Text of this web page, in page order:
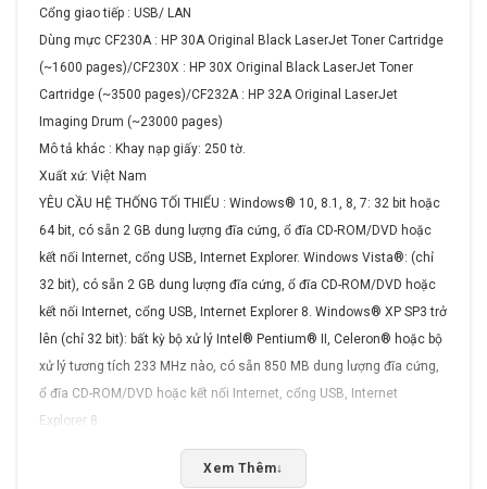
Cổng giao tiếp : USB/ LAN
Dùng mực CF230A : HP 30A Original Black LaserJet Toner Cartridge
(~1600 pages)/CF230X : HP 30X Original Black LaserJet Toner
Cartridge (~3500 pages)/CF232A : HP 32A Original LaserJet
Imaging Drum (~23000 pages)
Mô tả khác : Khay nạp giấy: 250 tờ.
Xuất xứ: Việt Nam
YÊU CẦU HỆ THỐNG TỐI THIỂU : Windows® 10, 8.1, 8, 7: 32 bit hoặc
64 bit, có sẵn 2 GB dung lượng đĩa cứng, ổ đĩa CD-ROM/DVD hoặc
kết nối Internet, cổng USB, Internet Explorer. Windows Vista®: (chỉ
32 bit), có sẵn 2 GB dung lượng đĩa cứng, ổ đĩa CD-ROM/DVD hoặc
kết nối Internet, cổng USB, Internet Explorer 8. Windows® XP SP3 trở
lên (chỉ 32 bit): bất kỳ bộ xử lý Intel® Pentium® II, Celeron® hoặc bộ
xử lý tương tích 233 MHz nào, có sẵn 850 MB dung lượng đĩa cứng,
ổ đĩa CD-ROM/DVD hoặc kết nối Internet, cổng USB, Internet
Explorer 8
Rate this product
Xem Thêm↓